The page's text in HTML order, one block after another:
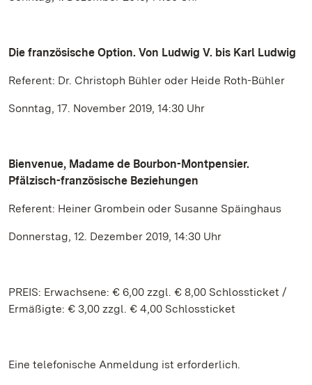
Die französische Option. Von Ludwig V. bis Karl Ludwig
Referent: Dr. Christoph Bühler oder Heide Roth-Bühler
Sonntag, 17. November 2019, 14:30 Uhr
Bienvenue, Madame de Bourbon-Montpensier.
Pfälzisch-französische Beziehungen
Referent: Heiner Grombein oder Susanne Späinghaus
Donnerstag, 12. Dezember 2019, 14:30 Uhr
PREIS: Erwachsene: € 6,00 zzgl. € 8,00 Schlossticket /
Ermäßigte: € 3,00 zzgl. € 4,00 Schlossticket
Eine telefonische Anmeldung ist erforderlich.